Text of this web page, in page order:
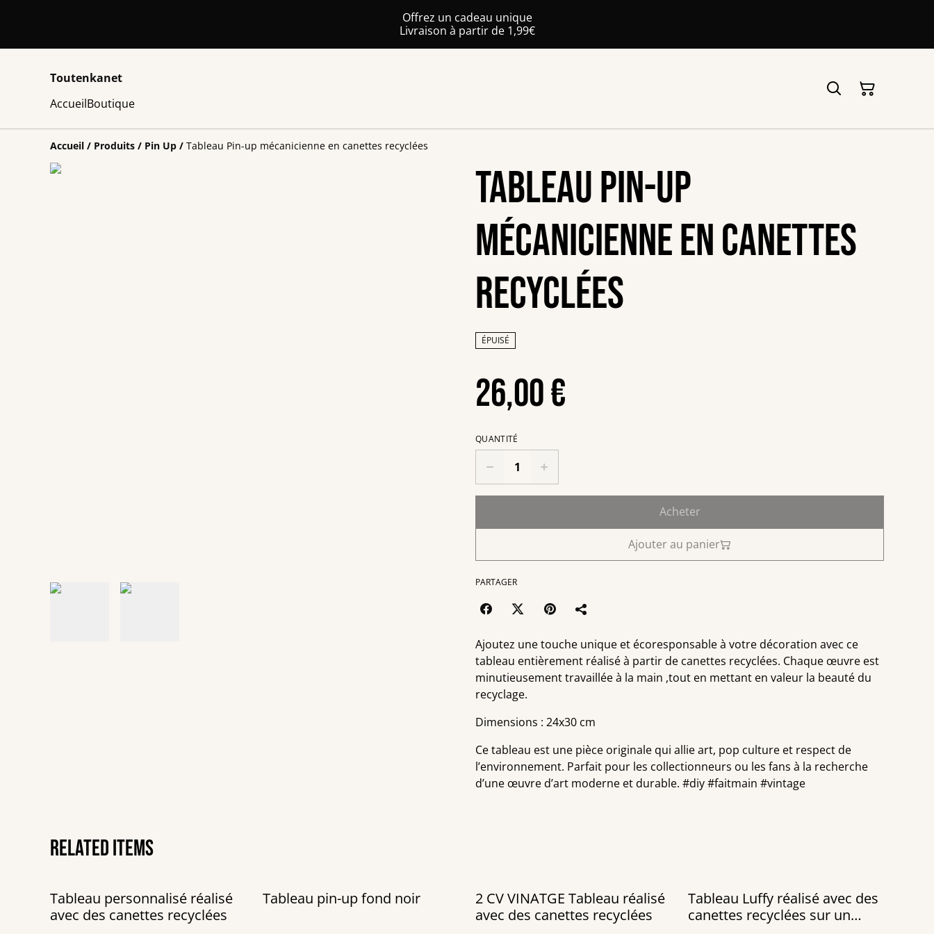
Offrez un cadeau unique
Livraison à partir de 1,99€
Toutenkanet
AccueilBoutique
Accueil / Produits / Pin Up / Tableau Pin-up mécanicienne en canettes recyclées
Tableau Pin-up
mécanicienne en canettes
recyclées
ÉPUISÉ
26,00 €
QUANTITÉ
Acheter
Ajouter au panier
PARTAGER
Ajoutez une touche unique et écoresponsable à votre décoration avec ce
tableau entièrement réalisé à partir de canettes recyclées. Chaque œuvre est
minutieusement travaillée à la main ,tout en mettant en valeur la beauté du
recyclage.
Dimensions : 24x30 cm
Ce tableau est une pièce originale qui allie art, pop culture et respect de
l’environnement. Parfait pour les collectionneurs ou les fans à la recherche
d’une œuvre d’art moderne et durable. #diy #faitmain #vintage
Related items
Tableau personnalisé réalisé
avec des canettes recyclées
Tableau pin-up fond noir
2 CV VINATGE Tableau réalisé
avec des canettes recyclées
Tableau Luffy réalisé avec des
canettes recyclées sur un